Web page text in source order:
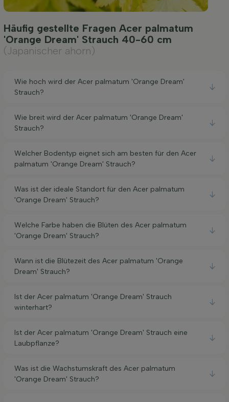
Häufig gestellte Fragen Acer palmatum
'Orange Dream' Strauch 40-60 cm
(Japanischer ahorn)
Wie hoch wird der Acer palmatum 'Orange Dream'
Strauch?
Wie breit wird der Acer palmatum 'Orange Dream'
Strauch?
Welcher Bodentyp eignet sich am besten für den Acer
palmatum 'Orange Dream' Strauch?
Was ist der ideale Standort für den Acer palmatum
'Orange Dream' Strauch?
Welche Farbe haben die Blüten des Acer palmatum
'Orange Dream' Strauch?
Wann ist die Blütezeit des Acer palmatum 'Orange
Dream' Strauch?
Ist der Acer palmatum 'Orange Dream' Strauch
winterhart?
Ist der Acer palmatum 'Orange Dream' Strauch eine
Laubpflanze?
Was ist die Wachstumskraft des Acer palmatum
'Orange Dream' Strauch?